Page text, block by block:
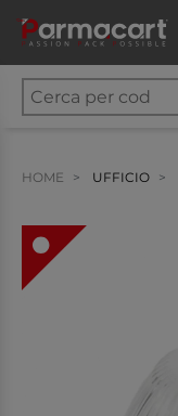
HOME UFFICIO